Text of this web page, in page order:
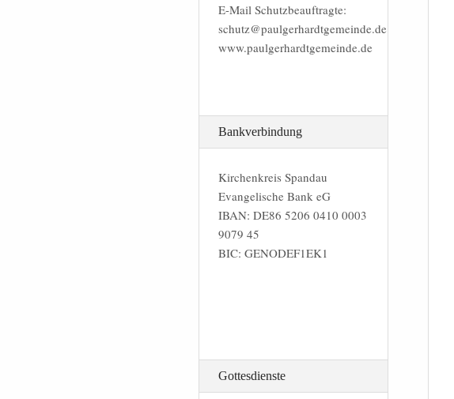
E-Mail Schutzbeauftragte:
schutz@paulgerhardtgemeinde.de
www.paulgerhardtgemeinde.de
Bankverbindung
Kirchenkreis Spandau
Evangelische Bank eG
IBAN: DE86 5206 0410 0003
9079 45
BIC: GENODEF1EK1
Gottesdienste